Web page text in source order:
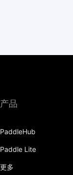
产品
PaddleHub
Paddle Lite
更多